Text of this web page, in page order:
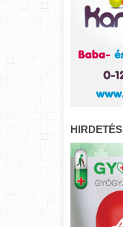
HIRDETÉS